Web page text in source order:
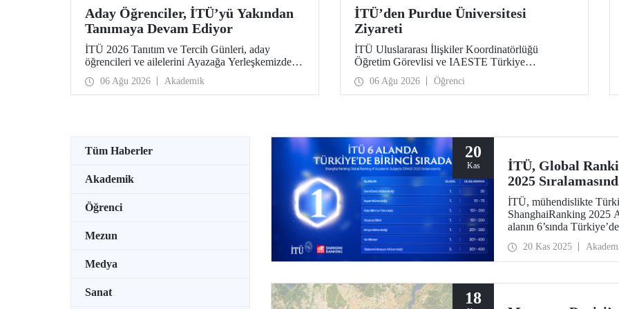
Aday Öğrenciler, İTÜ’yü Yakından
Tanımaya Devam Ediyor
İTÜ 2026 Tanıtım ve Tercih Günleri, aday
öğrencileri ve ailelerini Ayazağa Yerleşkemizde
ağırlamaya devam ediyor. Tanıtım ve Tercih
Günleri 7 Ağustos’ta tamamlanacak, ilgili fakülte
ve birimler adaylara bilgi vermeye devam edecek.
06 Ağu 2026 Akademik
İTÜ’den Purdue Üniversitesi
Ziyareti
İTÜ Uluslararası İlişkiler Koordinatörlüğü
Öğretim Görevlisi ve IAESTE Türkiye
Sorumlusu Cahit Okan, akademik ilişkileri ve iş
birliğini geliştirmek amacıyla 20-27 Temmuz
tarihlerinde ABD’de dünyanın önde gelen
06 Ağu 2026 Öğrenci
Tüm Haberler
Akademik
Öğrenci
Mezun
Medya
Sanat
20
Kas
İTÜ, Global
2025
İTÜ, mühendislikte
ShanghaiRanking 2025
alanın 6’sında
51-75 aralığında, Gıda
ise 151-200 aralığında.
20 Kas 2025
18